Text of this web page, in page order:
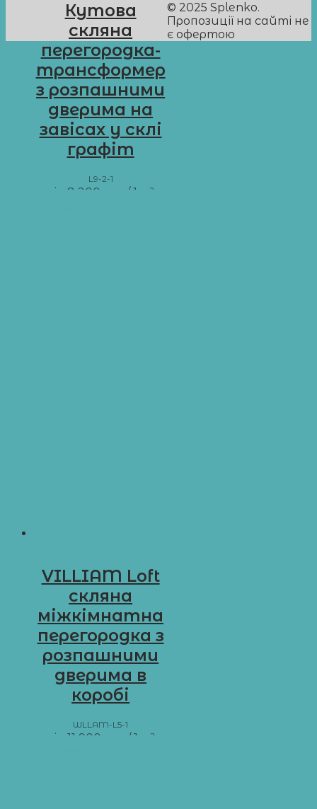
Кутова
скляна
перегородка-
трансформер
з розпашними
дверима на
завісах у склі
графіт
L9-2-1
від 8 200
/ 1 м²
VILLIAM Loft
скляна
міжкімнатна
перегородка з
розпашними
дверима в
коробі
WLLAM-L5-1
від 11 900
/ 1 м²
© 2025 Splenko.
Пропозиції на сайті не
є офертою